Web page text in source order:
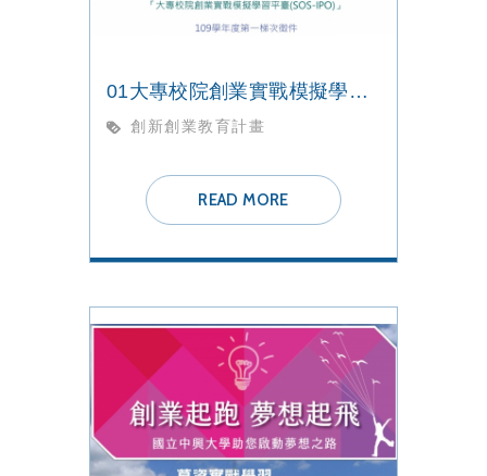
01大專校院創業實戰模擬學習平臺【109學年度第一梯次徵件】開跑
創新創業教育計畫
READ MORE